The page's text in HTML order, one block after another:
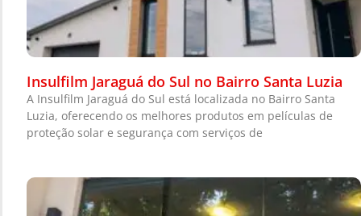
Insulfilm Jaraguá do Sul no Bairro Santa Luzia
A Insulfilm Jaraguá do Sul está localizada no Bairro Santa
Luzia, oferecendo os melhores produtos em películas de
proteção solar e segurança com serviços de